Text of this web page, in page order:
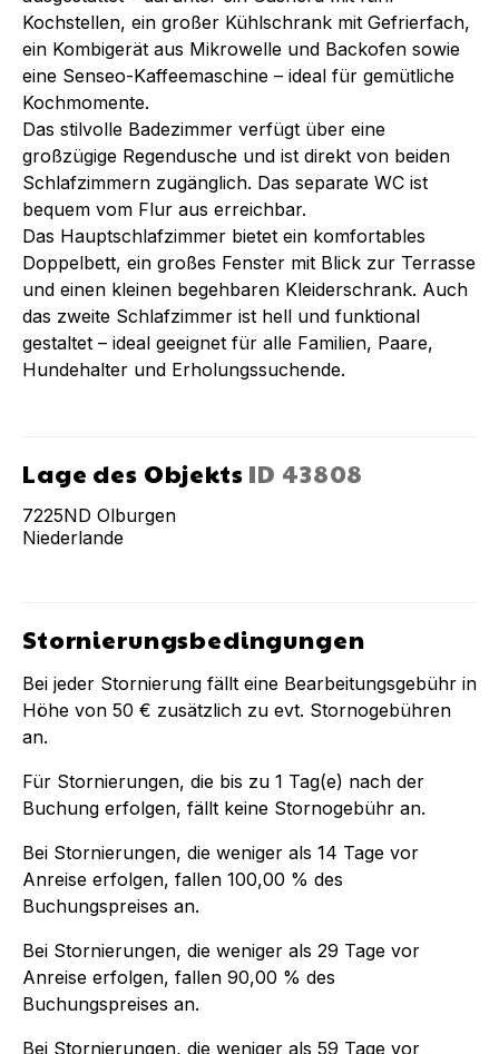
Kochstellen, ein großer Kühlschrank mit Gefrierfach,
ein Kombigerät aus Mikrowelle und Backofen sowie
eine Senseo-Kaffeemaschine – ideal für gemütliche
Kochmomente.
Das stilvolle Badezimmer verfügt über eine
großzügige Regendusche und ist direkt von beiden
Schlafzimmern zugänglich. Das separate WC ist
bequem vom Flur aus erreichbar.
Das Hauptschlafzimmer bietet ein komfortables
Doppelbett, ein großes Fenster mit Blick zur Terrasse
und einen kleinen begehbaren Kleiderschrank. Auch
das zweite Schlafzimmer ist hell und funktional
gestaltet – ideal geeignet für alle Familien, Paare,
Hundehalter und Erholungssuchende.
Lage des Objekts ID 43808
7225ND Olburgen
Niederlande
Stornierungsbedingungen
Bei jeder Stornierung fällt eine Bearbeitungsgebühr in
Höhe von 50 € zusätzlich zu evt. Stornogebühren
an.
Für Stornierungen, die bis zu 1 Tag(e) nach der
Buchung erfolgen, fällt keine Stornogebühr an.
Bei Stornierungen, die weniger als 14 Tage vor
Anreise erfolgen, fallen 100,00 % des
Buchungspreises an.
Bei Stornierungen, die weniger als 29 Tage vor
Anreise erfolgen, fallen 90,00 % des
Buchungspreises an.
Bei Stornierungen, die weniger als 59 Tage vor